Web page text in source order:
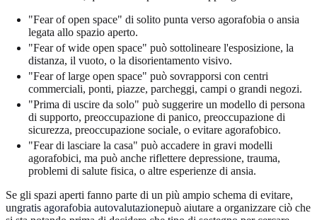
"Fear of open space" di solito punta verso agorafobia o ansia
legata allo spazio aperto.
"Fear of wide open space" può sottolineare l'esposizione, la
distanza, il vuoto, o la disorientamento visivo.
"Fear of large open space" può sovrapporsi con centri
commerciali, ponti, piazze, parcheggi, campi o grandi negozi.
"Prima di uscire da solo" può suggerire un modello di persona
di supporto, preoccupazione di panico, preoccupazione di
sicurezza, preoccupazione sociale, o evitare agorafobico.
"Fear di lasciare la casa" può accadere in gravi modelli
agorafobici, ma può anche riflettere depressione, trauma,
problemi di salute fisica, o altre esperienze di ansia.
Se gli spazi aperti fanno parte di un più ampio schema di evitare,
ungratis agorafobia autovalutazionepuò aiutare a organizzare ciò che